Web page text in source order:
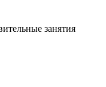
занятия